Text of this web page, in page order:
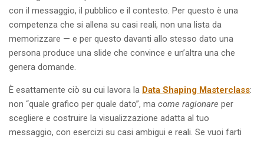
con il messaggio, il pubblico e il contesto. Per questo è una
competenza che si allena su casi reali, non una lista da
memorizzare — e per questo davanti allo stesso dato una
persona produce una slide che convince e un’altra una che
genera domande.
È esattamente ciò su cui lavora la Data Shaping Masterclass:
non “quale grafico per quale dato”, ma come ragionare per
scegliere e costruire la visualizzazione adatta al tuo
messaggio, con esercizi su casi ambigui e reali. Se vuoi farti